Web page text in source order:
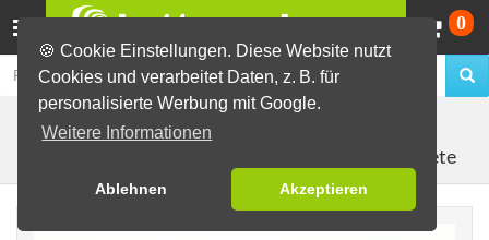
🍪 Cookie Einstellungen. Diese Website nutzt
Cookies und verarbeitet Daten, z. B. für
personalisierte Werbung mit Google.
Weitere Informationen
Ablehnen Akzeptieren
0
Fertig-Sortiment Blanko-Buttons
Kühlschrankmagnete